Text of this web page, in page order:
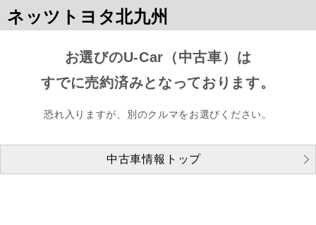
ネッツトヨタ北九州
お選びのU-Car（中古車）は
すでに売約済みとなっております。
恐れ入りますが、別のクルマをお選びください。
中古車情報トップ